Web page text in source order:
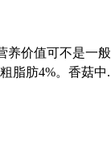
养价值可不是一
脂肪4%。香菇中